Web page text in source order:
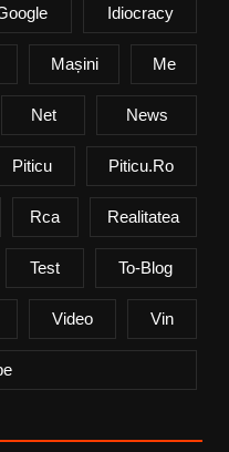
Idiocracy
Mașini Me
Net News
Piticu Piticu.ro
Rca Realitatea
Test To-Blog
Video Vin